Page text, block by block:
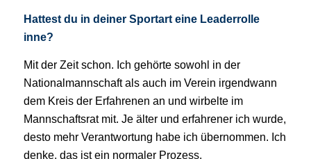
Hattest du in deiner Sportart eine Leaderrolle
inne?
Mit der Zeit schon. Ich gehörte sowohl in der
Nationalmannschaft als auch im Verein irgendwann
dem Kreis der Erfahrenen an und wirbelte im
Mannschaftsrat mit. Je älter und erfahrener ich wurde,
desto mehr Verantwortung habe ich übernommen. Ich
denke, das ist ein normaler Prozess.